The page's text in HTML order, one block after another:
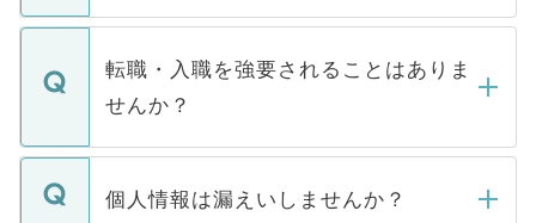
ます。通常、5営業日以内にはご連絡をせて
いただきますので、しばらくお待ちくださ
マイナビDOCTORで取り扱っている求人の
うち約3割は、Webサイトからご覧いただ
けない「非公開求人」です。非公開求人は
下記の理由によって、一般には公開してい
ません。
■応募殺到を避けるため 人気のある医療機
転職・入職を強要されることはありま
せんか？
転職・入職を強要することは一切ありませ
ん。また、仮に応募先から内定をいただい
個人情報は漏えいしませんか？